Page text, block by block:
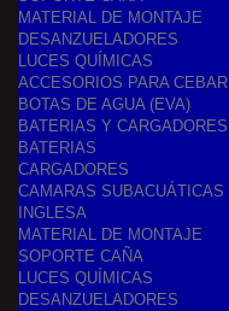
MATERIAL DE MONTAJE
DESANZUELADORES
LUCES QUÍMICAS
ACCESORIOS PARA CEBAR
BOTAS DE AGUA (EVA)
BATERIAS Y CARGADORES
BATERIAS
CARGADORES
CAMARAS SUBACUÁTICAS
INGLESA
MATERIAL DE MONTAJE
SOPORTE CAÑA
LUCES QUÍMICAS
DESANZUELADORES